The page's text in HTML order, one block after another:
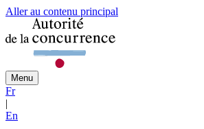
Aller au contenu principal
Menu
Fr
|
En